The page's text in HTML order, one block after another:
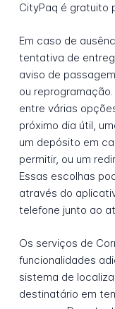
CityPaq é gratuito
Em caso de
tentativa de
aviso de
ou
entre várias
próximo dia útil,
um depósito em
permitir, ou um
Essas escolhas
através do
telefone junto ao
Os serviços de
funcionalidades
sistema de
destinatário em